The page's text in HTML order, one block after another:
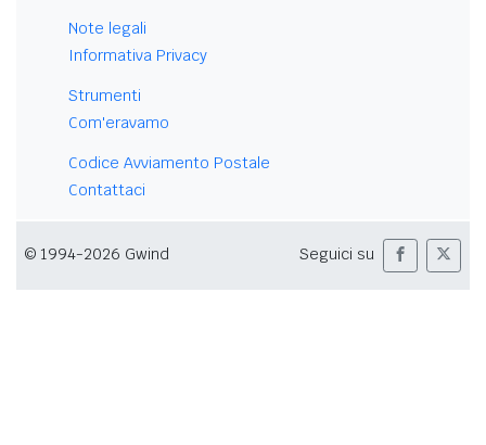
Note legali
Informativa Privacy
Strumenti
Com'eravamo
Codice Avviamento Postale
Contattaci
© 1994-2026 Gwind Seguici su